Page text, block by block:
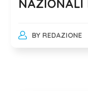
NAZIONALI
BY REDAZIONE